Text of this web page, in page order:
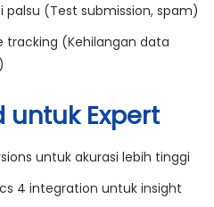
palsu (Test submission, spam)
tracking (Kehilangan data
untuk Expert
untuk akurasi lebih tinggi
4 integration untuk insight